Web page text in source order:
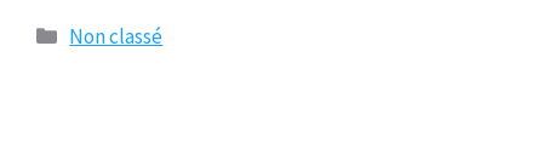
Catégories
Non classé